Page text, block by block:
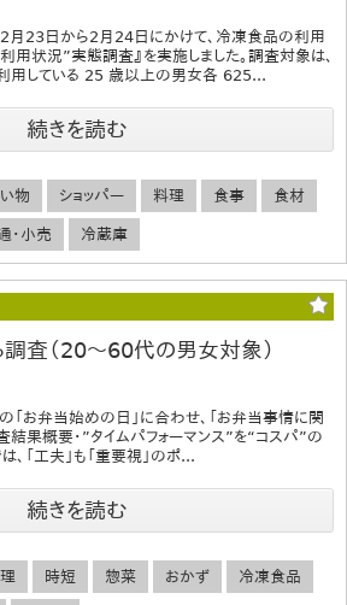
月23日から2月24日にかけて、冷凍食品の利用
用状況”実態調査』を実施しました。調査対象は、
用している 25 歳以上の男女各 625...
続きを読む
物 ショッパー 料理 食事 食材
・小売 冷蔵庫
査（20～60代の男女対象）
「お弁当始めの日」に合わせ、「お弁当事情に関
結果概要・”タイムパフォーマンス”を“コスパ”の
「工夫」も「重要視」のポ...
続きを読む
時短 惣菜 おかず 冷凍食品